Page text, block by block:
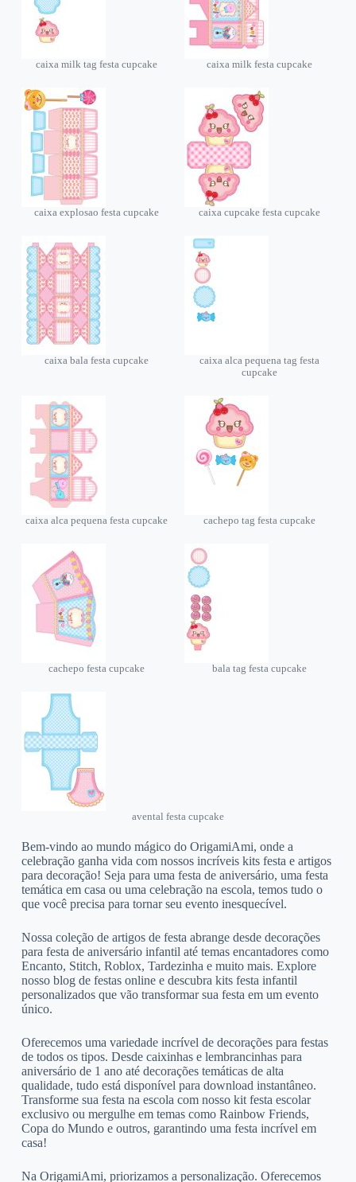
caixa milk tag festa cupcake caixa milk festa cupcake
caixa explosao festa cupcake caixa cupcake festa cupcake
caixa bala festa cupcake
caixa alca pequena tag festa
cupcake
caixa alca pequena festa cupcake cachepo tag festa cupcake
cachepo festa cupcake bala tag festa cupcake
avental festa cupcake
Bem-vindo ao mundo mágico do OrigamiAmi, onde a
celebração ganha vida com nossos incríveis kits festa e artigos
para decoração! Seja para uma festa de aniversário, uma festa
temática em casa ou uma celebração na escola, temos tudo o
que você precisa para tornar seu evento inesquecível.
Nossa coleção de artigos de festa abrange desde decorações
para festa de aniversário infantil até temas encantadores como
Encanto, Stitch, Roblox, Tardezinha e muito mais. Explore
nosso blog de festas online e descubra kits festa infantil
personalizados que vão transformar sua festa em um evento
único.
Oferecemos uma variedade incrível de decorações para festas
de todos os tipos. Desde caixinhas e lembrancinhas para
aniversário de 1 ano até decorações temáticas de alta
qualidade, tudo está disponível para download instantâneo.
Transforme sua festa na escola com nosso kit festa escolar
exclusivo ou mergulhe em temas como Rainbow Friends,
Copa do Mundo e outros, garantindo uma festa incrível em
casa!
Na OrigamiAmi, priorizamos a personalização. Oferecemos